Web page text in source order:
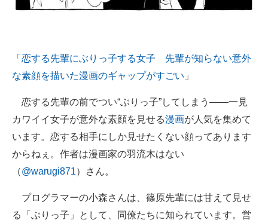
「 恋する先輩にぶりっ子する女子 先輩が知らない意外
な素顔を描いた漫画のギャップがすごい 」
恋する先輩の前でつい“ぶりっ子”してしまう――一見
カワイイ女子が意外な素顔を見せる漫画が人気を集めて
います。恋する相手にしか見せたくない顔ってあります
からねぇ。作者は漫画家の羽流木はない
（@warugi871）さん。
プログラマーの小森さんは、篠原先輩には甘えて見せ
る「ぶりっ子」として、同僚たちに知られています。営